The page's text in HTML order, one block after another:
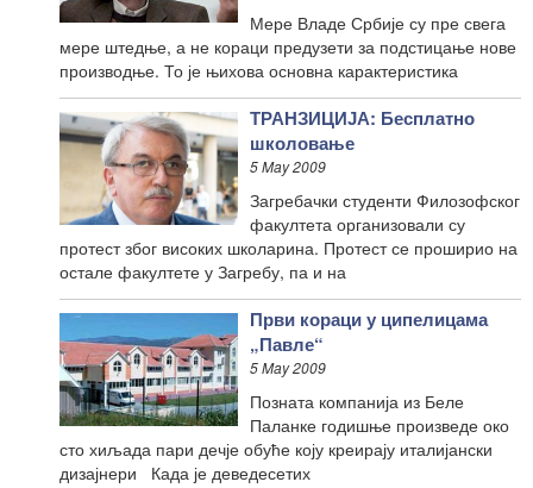
Мере Владе Србије су пре свега
мере штедње, а не кораци предузети за подстицање нове
производње. То је њихова основна карактеристика
ТРАНЗИЦИЈА: Бесплатно
школовање
5 May 2009
Загребачки студенти Филозофског
факултета организовали су
протест због високих школарина. Протест се проширио на
остале факултете у Загребу, па и на
Први кораци у ципелицама
„Павле“
5 May 2009
Позната компанија из Беле
Паланке годишње произведе око
сто хиљада пари дечје обуће коју креирају италијански
дизајнери Када је деведесетих